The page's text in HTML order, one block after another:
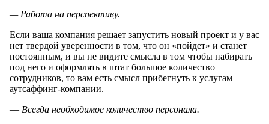
— Работа на перспективу.
Если ваша компания решает запустить новый проект и у вас
нет твердой уверенности в том, что он «пойдет» и станет
постоянным, и вы не видите смысла в том чтобы набирать
под него и оформлять в штат большое количество
сотрудников, то вам есть смысл прибегнуть к услугам
аутсаффинг-компании.
— Всегда необходимое количество персонала.